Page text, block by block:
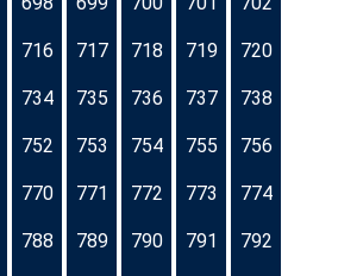
716 717 718 719 720
734 735 736 737 738
752 753 754 755 756
770 771 772 773 774
788 789 790 791 792